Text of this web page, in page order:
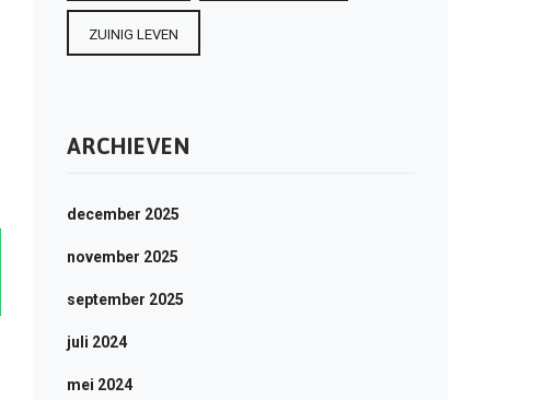
ZUINIG LEVEN
ARCHIEVEN
december 2025
november 2025
september 2025
juli 2024
mei 2024